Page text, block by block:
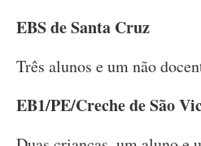
EBS de Santa Cruz
Três alunos e um não
EB1/PE/Creche de São